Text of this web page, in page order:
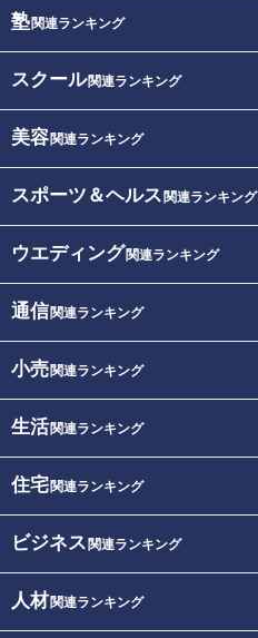
塾関連ランキング
スクール関連ランキング
美容関連ランキング
スポーツ＆ヘルス 関連ランキング
ウエディング関連ランキング
通信関連ランキング
小売関連ランキング
生活関連ランキング
住宅関連ランキング
ビジネス 関連ランキング
人材関連ランキング